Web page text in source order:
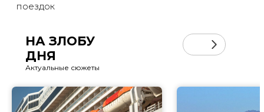
поездок
НА ЗЛОБУ
ДНЯ
Актуальные сюжеты